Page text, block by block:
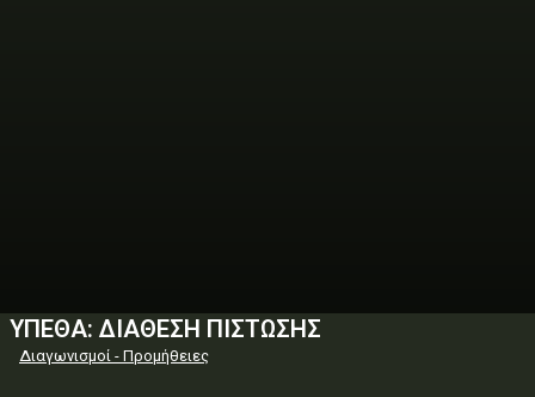
ΥΠΕΘΑ: ΔΙΑΘΕΣΗ ΠΙΣΤΩΣΗΣ
Διαγωνισμοί - Προμήθειες